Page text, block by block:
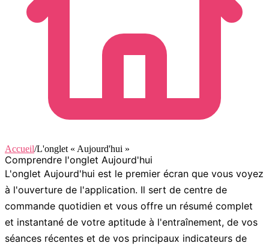
Accueil/L'onglet « Aujourd'hui »
Comprendre l'onglet Aujourd'hui
L'onglet Aujourd'hui est le premier écran que vous voyez
à l'ouverture de l'application. Il sert de centre de
commande quotidien et vous offre un résumé complet
et instantané de votre aptitude à l'entraînement, de vos
séances récentes et de vos principaux indicateurs de